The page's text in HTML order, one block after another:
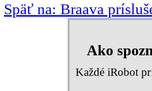
Späť na: Braava
Ako
Každé iRobot